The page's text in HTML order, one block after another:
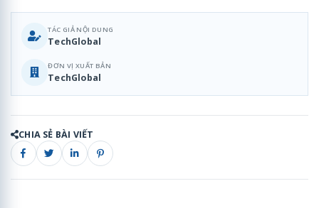
TÁC GIẢ NỘI DUNG
TechGlobal
ĐƠN VỊ XUẤT BẢN
TechGlobal
CHIA SẺ BÀI VIẾT